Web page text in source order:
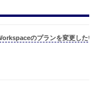
のプランを変更したい